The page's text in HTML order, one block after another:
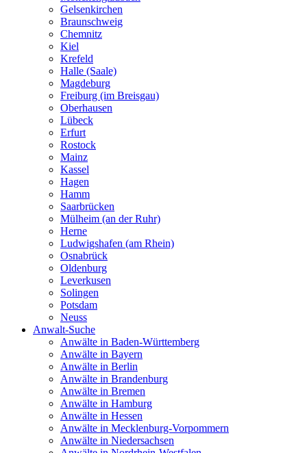
Gelsenkirchen
Braunschweig
Chemnitz
Kiel
Krefeld
Halle (Saale)
Magdeburg
Freiburg (im Breisgau)
Oberhausen
Lübeck
Erfurt
Rostock
Mainz
Kassel
Hagen
Hamm
Saarbrücken
Mülheim (an der Ruhr)
Herne
Ludwigshafen (am Rhein)
Osnabrück
Oldenburg
Leverkusen
Solingen
Potsdam
Neuss
Anwalt-Suche
Anwälte in Baden-Württemberg
Anwälte in Bayern
Anwälte in Berlin
Anwälte in Brandenburg
Anwälte in Bremen
Anwälte in Hamburg
Anwälte in Hessen
Anwälte in Mecklenburg-Vorpommern
Anwälte in Niedersachsen